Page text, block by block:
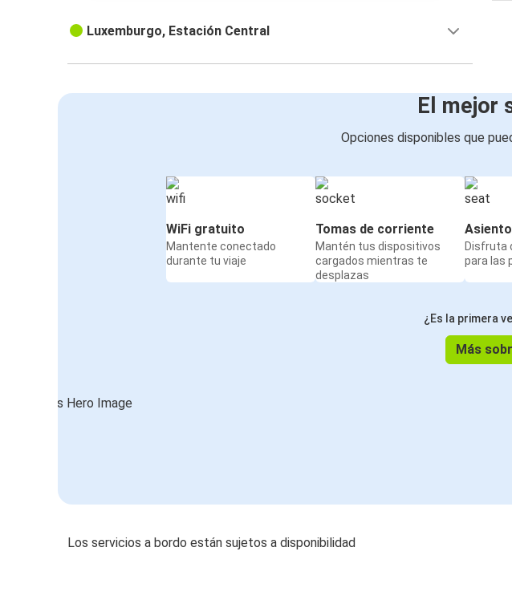
Luxemburgo, Estación Central
El mejor
Opciones disponibles que
WiFi gratuito
Mantente conectado
durante tu viaje
Tomas de corriente
Mantén tus dispositivos
cargados mientras te
desplazas
Disfruta
para las
¿Es la primera
Más
Los servicios a bordo están sujetos a disponibilidad